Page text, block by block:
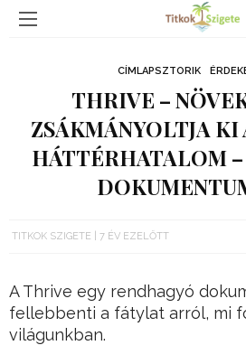
CÍMLAPSZTORIK
THRIVE –
ZSÁKMÁNYOLTJA
HÁTTÉRHATALOM
TITKOK SZIGETE 7 ÉV EZELŐTT
A Thrive egy rendhagyó
fellebbenti a fátylat arról, mi
világunkban.